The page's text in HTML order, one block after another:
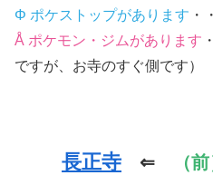
Φ ポケストップがあります
Å ポケモン・ジムがあります
ですが、お寺のすぐ側です）
長正寺 ⇐ （前